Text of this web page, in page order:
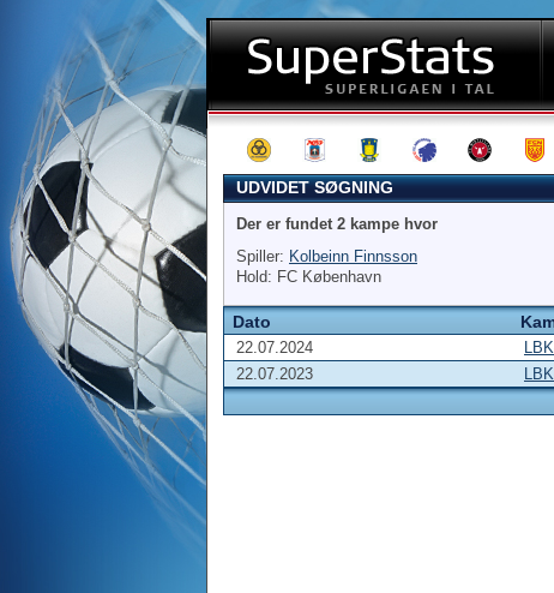
UDVIDET SØGNING
Der er fundet 2 kampe hvor
Spiller: Kolbeinn Finnsson
Hold: FC København
Dato
22.07.2024
22.07.2023